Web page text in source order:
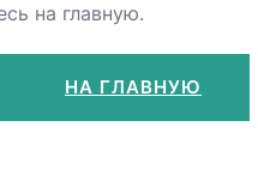
на главную.
НА ГЛАВНУЮ